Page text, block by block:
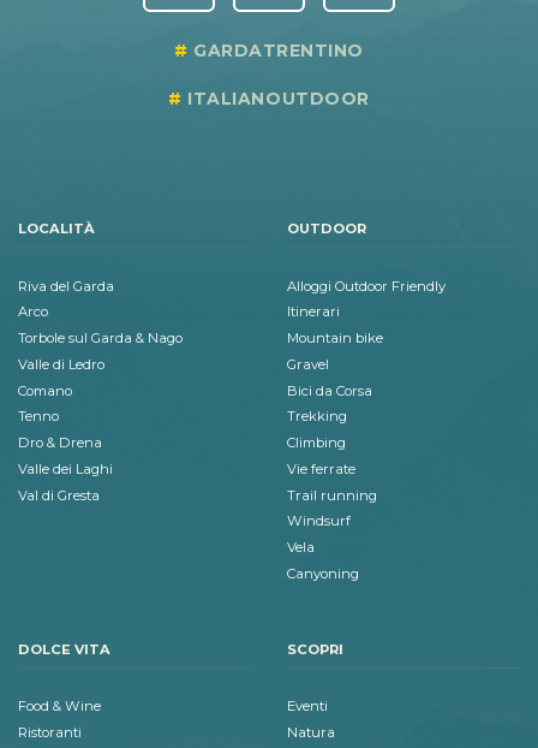
GARDATRENTINO
ITALIANOUTDOOR
LOCALITÀ
Riva del Garda
Arco
Torbole sul Garda & Nago
Valle di Ledro
Comano
Tenno
Dro & Drena
Valle dei Laghi
Val di Gresta
OUTDOOR
Alloggi Outdoor Friendly
Itinerari
Mountain bike
Gravel
Bici da Corsa
Trekking
Climbing
Vie ferrate
Trail running
Windsurf
Vela
Canyoning
DOLCE VITA
Food & Wine
Ristoranti
SCOPRI
Eventi
Natura